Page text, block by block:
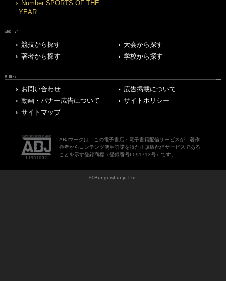
Number SPORTS OF THE
YEAR
ARCHIVE
競技から探す
大会から探す
著者から探す
学校から探す
OTHERS
お問い合わせ
広告掲載について
動画・バナー広告について
サイトポリシー
サイトマップ
ABJマークは、この電子書店・電子書籍配信サービスが、著作
権者からコンテンツ使用許諾を得た正規版配信サービスである
ことを示す登録商標（登録番号6091713号）です。
© Bungeishunju Ltd.